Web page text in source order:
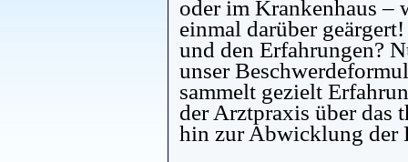
oder im Krankenhaus –
einmal darüber
und den Erfahrungen?
unser
sammelt gezielt
der Arztpraxis über das
hin zur Abwicklung der